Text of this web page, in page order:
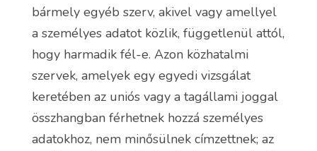
bármely egyéb szerv, akivel vagy amellyel
a személyes adatot közlik, függetlenül attól,
hogy harmadik fél-e. Azon közhatalmi
szervek, amelyek egy egyedi vizsgálat
keretében az uniós vagy a tagállami joggal
összhangban férhetnek hozzá személyes
adatokhoz, nem minősülnek címzettnek; az